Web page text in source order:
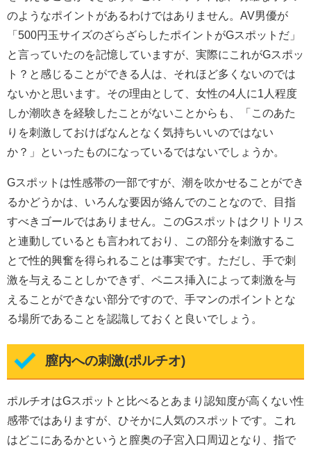
のようなポイントがあるわけではありません。AV男優が
「500円玉サイズのざらざらしたポイントがGスポットだ」
と言っていたのを記憶していますが、実際にこれがGスポッ
ト？と感じることができる人は、それほど多くないのでは
ないかと思います。その理由として、女性の4人に1人程度
しか潮吹きを経験したことがないことからも、「このあた
りを刺激しておけばなんとなく気持ちいいのではない
か？」といったものになっているではないでしょうか。
Gスポットは性感帯の一部ですが、潮を吹かせることができ
るかどうかは、いろんな要因が絡んでのことなので、目指
すべきゴールではありません。このGスポットはクリトリス
と連動しているとも言われており、この部分を刺激するこ
とで性的興奮を得られることは事実です。ただし、手で刺
激を与えることしかできず、ペニス挿入によって刺激を与
えることができない部分ですので、手マンのポイントとな
る場所であることを認識しておくと良いでしょう。
膣内への刺激(ポルチオ)
ポルチオはGスポットと比べるとあまり認知度が高くない性
感帯ではありますが、ひそかに人気のスポットです。これ
はどこにあるかというと膣奥の子宮入口周辺となり、指で